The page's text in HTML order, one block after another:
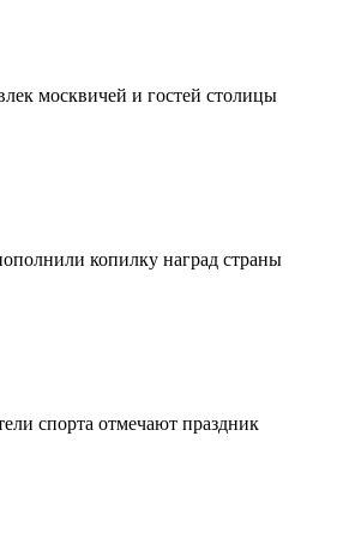
москвичей и гостей столицы
копилку наград страны
спорта отмечают праздник